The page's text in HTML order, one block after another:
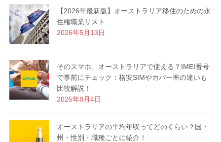
【2026年最新版】オーストラリア移住のための永
住権職業リスト
2026年5月13日
そのスマホ、オーストラリアで使える？IMEI番号
で事前にチェック：格安SIMやカバー率の違いも
比較解説！
2025年8月4日
オーストラリアの平均年収ってどのくらい？国・
州・性別・職種ごとに紹介！